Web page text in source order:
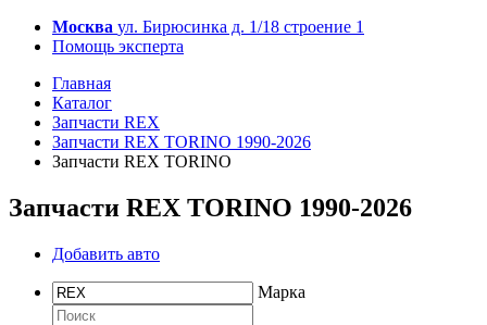
Москва ул. Бирюсинка д. 1/18 строение 1
Помощь эксперта
Главная
Каталог
Запчасти REX
Запчасти REX TORINO 1990-2026
Запчасти REX TORINO
Запчасти REX TORINO 1990-2026
Добавить авто
Марка